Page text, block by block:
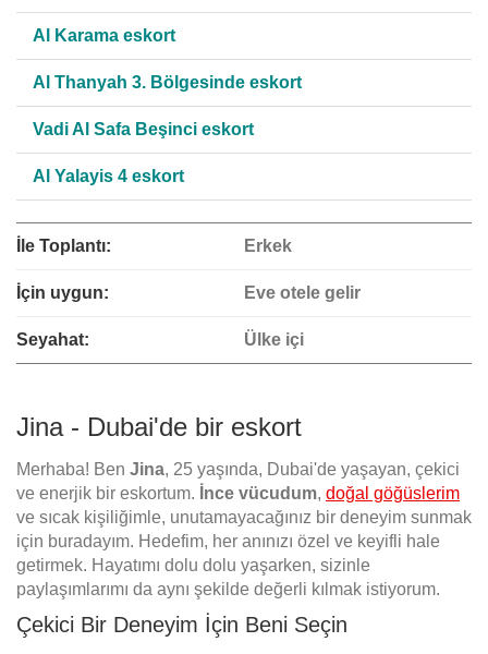
Jina - Dubai'de bir eskort
Merhaba! Ben Jina, 25 yaşında, Dubai'de yaşayan, çekici
ve enerjik bir eskortum. İnce vücudum, doğal göğüslerim
ve sıcak kişiliğimle, unutamayacağınız bir deneyim sunmak
için buradayım. Hedefim, her anınızı özel ve keyifli hale
getirmek. Hayatımı dolu dolu yaşarken, sizinle
paylaşımlarımı da aynı şekilde değerli kılmak istiyorum.
Çekici Bir Deneyim İçin Beni Seçin
Al Karama eskort
Al Thanyah 3. Bölgesinde eskort
Vadi Al Safa Beşinci eskort
Al Yalayis 4 eskort
İle Toplantı: Erkek
İçin uygun: Eve otele gelir
Seyahat: Ülke içi